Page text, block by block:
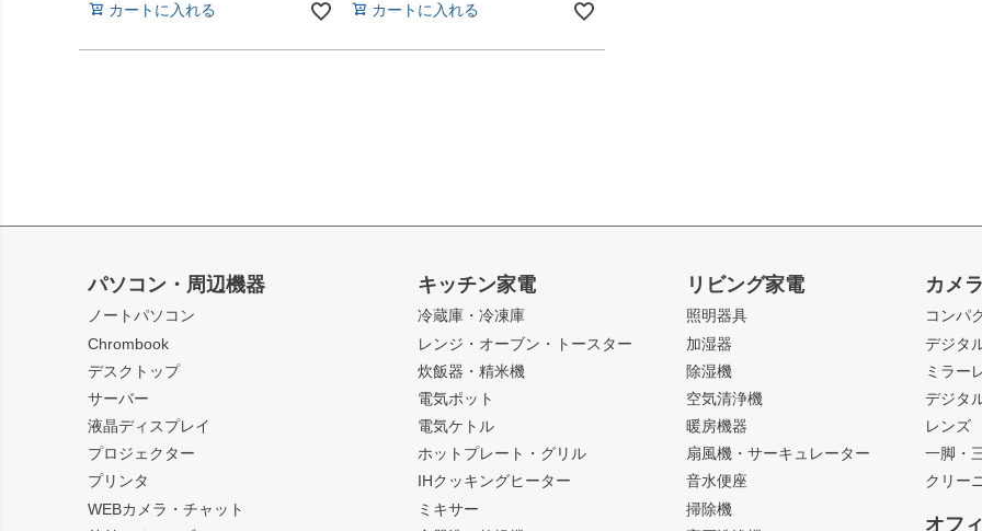
カートに入れる カートに入れる
パソコン・周辺機器
ノートパソコン
Chrombook
デスクトップ
サーバー
液晶ディスプレイ
プロジェクター
プリンタ
WEBカメラ・チャット
キッチン家電
冷蔵庫・冷凍庫
レンジ・オーブン・トースター
炊飯器・精米機
電気ポット
電気ケトル
ホットプレート・グリル
IHクッキングヒーター
ミキサー
リビング家電
照明器具
加湿器
除湿機
空気清浄機
暖房機器
扇風機・サーキュレーター
音水便座
掃除機
カメ
コンパ
デジタ
ミラー
デジタ
レンズ
一脚・
クリー
オフ